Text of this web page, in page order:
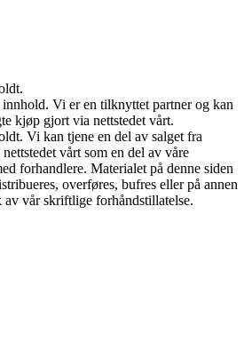
Vi er en tilknyttet partner og kan
kjøp gjort via nettstedet vårt.
Vi kan tjene en del av salget fra
vårt som en del av våre
forhandlere. Materialet på denne siden
overføres, bufres eller på annen
av vår skriftlige forhåndstillatelse.